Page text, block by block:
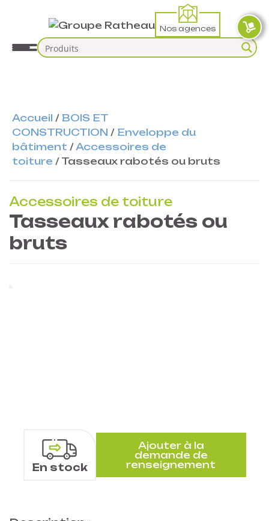
Nos agences
Accueil / BOIS ET
CONSTRUCTION / Enveloppe du
bâtiment /Accessoires de
toiture / Tasseaux rabotés ou bruts
Accessoires de toiture
Tasseaux rabotés ou
bruts
En stock
Ajouter à la
demande de
renseignement